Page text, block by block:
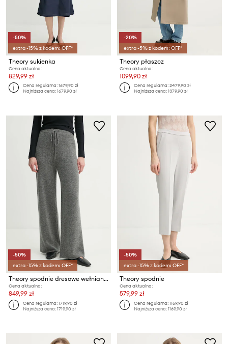
-50%
extra -15% z kodem: OFF*
Theory sukienka
Cena aktualna:
829,99 zł
Cena regularna:1679,90 zł
Najniższa cena:1679,90 zł
-20%
extra -5% z kodem: OFF*
Theory płaszcz
Cena aktualna:
1099,90 zł
Cena regularna:2479,90 zł
Najniższa cena:1379,90 zł
-50%
extra -15% z kodem: OFF*
Theory spodnie dresowe wełniane
Cena aktualna:
849,99 zł
Cena regularna:1719,90 zł
Najniższa cena:1719,90 zł
-50%
extra -15% z kodem: OFF*
Theory spodnie
Cena aktualna:
579,99 zł
Cena regularna:1169,90 zł
Najniższa cena:1169,90 zł